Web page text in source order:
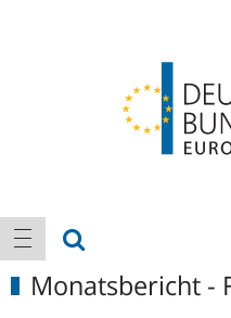
Hauptnavigation
Navigation anzeigen
Monatsbericht -